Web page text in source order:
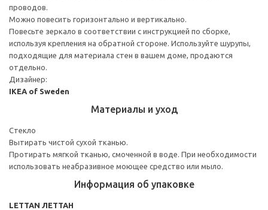
проводов.
Можно повесить горизонтально и вертикально.
Повесьте зеркало в соответствии с инструкцией по сборке,
используя крепления на обратной стороне. Используйте шурупы,
подходящие для материала стен в вашем доме, продаются
отдельно.
Дизайнер:
IKEA of Sweden
Материалы и уход
Стекло
Вытирать чистой сухой тканью.
Протирать мягкой тканью, смоченной в воде. При необходимости
использовать неабразивное моющее средство или мыло.
Информация об упаковке
LETTAN ЛЕТТАН